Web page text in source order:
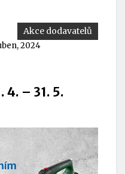
Akce dodavatelů
2024
4. – 31. 5.